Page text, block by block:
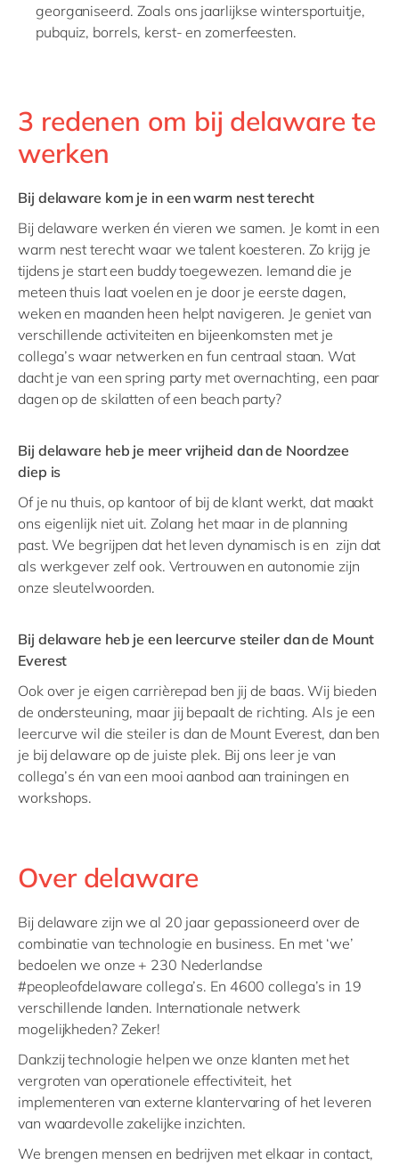
georganiseerd. Zoals ons jaarlijkse wintersportuitje,
pubquiz, borrels, kerst- en zomerfeesten.
3 redenen om bij delaware te
werken
Bij delaware kom je in een warm nest terecht
Bij delaware werken én vieren we samen. Je komt in een
warm nest terecht waar we talent koesteren. Zo krijg je
tijdens je start een buddy toegewezen. Iemand die je
meteen thuis laat voelen en je door je eerste dagen,
weken en maanden heen helpt navigeren. Je geniet van
verschillende activiteiten en bijeenkomsten met je
collega’s waar netwerken en fun centraal staan. Wat
dacht je van een spring party met overnachting, een paar
dagen op de skilatten of een beach party?
Bij delaware heb je meer vrijheid dan de Noordzee
diep is
Of je nu thuis, op kantoor of bij de klant werkt, dat maakt
ons eigenlijk niet uit. Zolang het maar in de planning
past. We begrijpen dat het leven dynamisch is en zijn dat
als werkgever zelf ook. Vertrouwen en autonomie zijn
onze sleutelwoorden.
Bij delaware heb je een leercurve steiler dan de Mount
Everest
Ook over je eigen carrièrepad ben jij de baas. Wij bieden
de ondersteuning, maar jij bepaalt de richting. Als je een
leercurve wil die steiler is dan de Mount Everest, dan ben
je bij delaware op de juiste plek. Bij ons leer je van
collega’s én van een mooi aanbod aan trainingen en
workshops.
Over delaware
Bij delaware zijn we al 20 jaar gepassioneerd over de
combinatie van technologie en business. En met ‘we’
bedoelen we onze + 230 Nederlandse
#peopleofdelaware collega’s. En 4600 collega’s in 19
verschillende landen. Internationale netwerk
mogelijkheden? Zeker!
Dankzij technologie helpen we onze klanten met het
vergroten van operationele effectiviteit, het
implementeren van externe klantervaring of het leveren
van waardevolle zakelijke inzichten.
We brengen mensen en bedrijven met elkaar in contact,